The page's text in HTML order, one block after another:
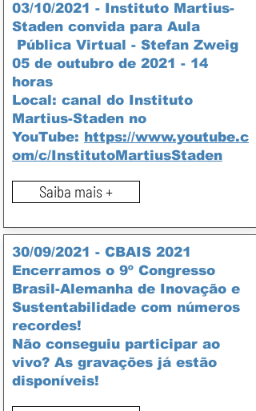
03/10/2021 - Instituto Martius-
Staden convida para Aula
Pública Virtual - Stefan Zweig
05 de outubro de 2021 - 14
horas
Local: canal do Instituto
Martius-Staden no
YouTube: https://www.youtube.c
om/c/InstitutoMartiusStaden
Saiba mais +
30/09/2021 - CBAIS 2021
Encerramos o 9º Congresso
Brasil-Alemanha de Inovação e
Sustentabilidade com números
recordes!
Não conseguiu participar ao
vivo? As gravações já estão
disponíveis!